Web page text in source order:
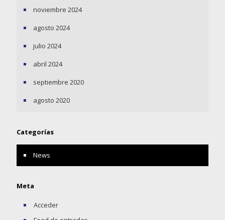
noviembre 2024
agosto 2024
julio 2024
abril 2024
septiembre 2020
agosto 2020
Categorías
News
Meta
Acceder